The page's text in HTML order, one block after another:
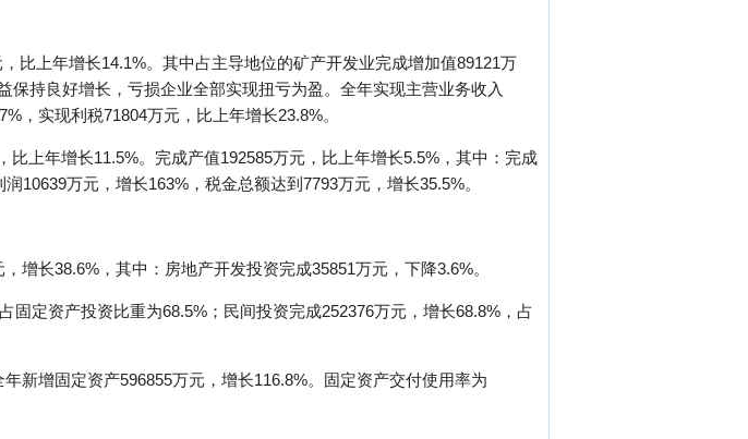
比上年增长14.1%。其中占主导地位的矿产开发业完成增加值89121万
持良好增长，亏损企业全部实现扭亏为盈。全年实现主营业务收入
，实现利税71804万元，比上年增长23.8%。
上年增长11.5%。完成产值192585万元，比上年增长5.5%，其中：完成
10639万元，增长163%，税金总额达到7793万元，增长35.5%。
增长38.6%，其中：房地产开发投资完成35851万元，下降3.6%。
定资产投资比重为68.5%；民间投资完成252376万元，增长68.8%，占
新增固定资产596855万元，增长116.8%。固定资产交付使用率为